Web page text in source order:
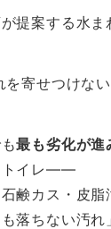
提案する水ま
寄せつけな
最も劣化が進
トイレ――
鹸カス・皮脂
落ちない汚れ